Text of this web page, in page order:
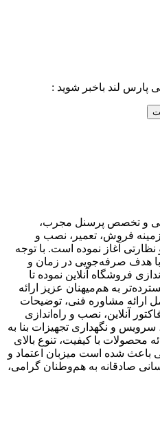
پارس لند باخبر شوید :
فنی و تخصص پرسنل مجرب،
خود را از سال ۱۳۸۶ در زمینه فروش، تعمیر، نصب و
آغاز نموده است. با توجه
هدف صرفه‌جویی در زمان و
فروشگاه آنلاین نموده تا
به هم‌میهنان عزیز ارائه
ارائه مشاوره فنی، توضیحات
آنلاین، نصب و راه‌اندازی
و نگهداری تجهیزات بنا به
محصولات با کیفیت، تنوع بالای
باعث شده است میزبان اعتماد و
صادقانه به هم‌وطنان گرامی،